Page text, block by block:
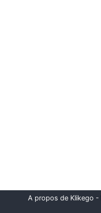
A propos de Klikego -